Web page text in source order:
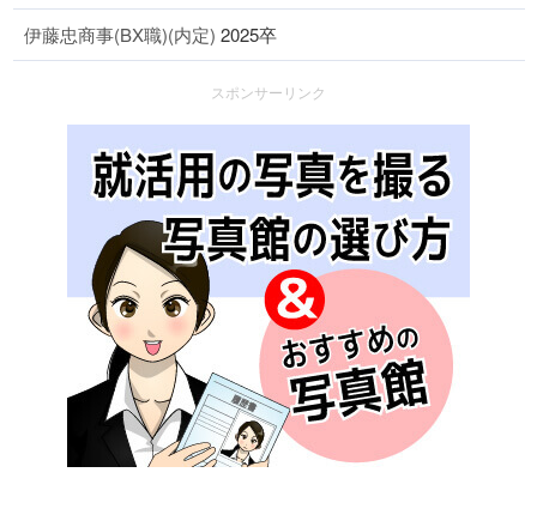
伊藤忠商事(BX職)(内定) 2025卒
スポンサーリンク